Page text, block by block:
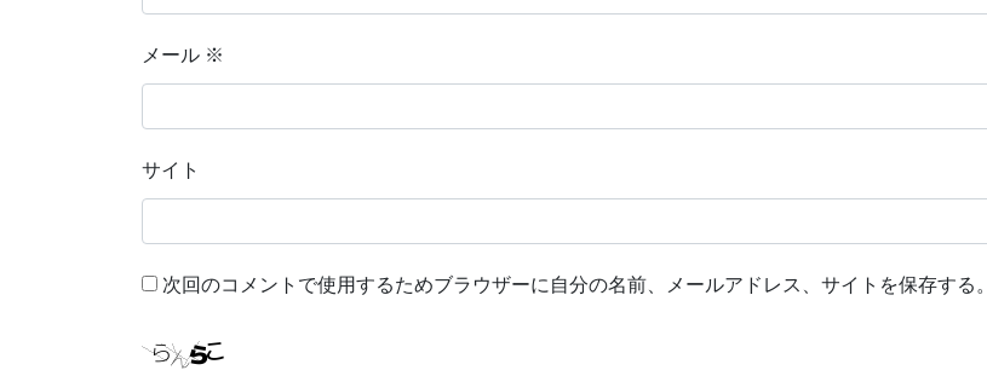
メール ※
サイト
次回のコメントで使用するためブラウザーに自分の名前、メールアドレス、サイトを保存する。